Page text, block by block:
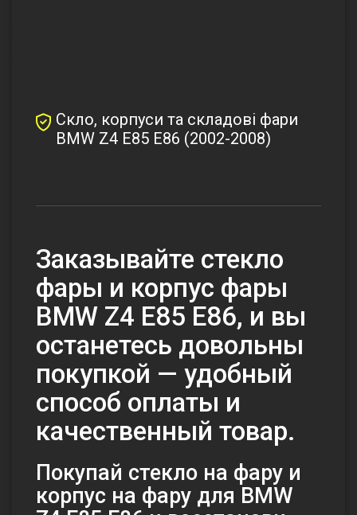
Скло, корпуси та складові фари
BMW Z4 E85 E86 (2002-2008)
Заказывайте стекло
фары и корпус фары
BMW Z4 Е85 Е86, и вы
останетесь довольны
покупкой — удобный
способ оплаты и
качественный товар.
Покупай стекло на фару и
корпус на фару для BMW